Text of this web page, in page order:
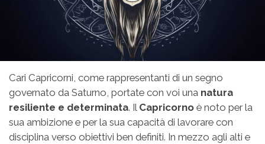
Cari Capricorni, come rappresentanti di un segno
governato da Saturno, portate con voi una natura
resiliente e determinata. Il Capricorno è noto per la
sua ambizione e per la sua capacità di lavorare con
disciplina verso obiettivi ben definiti. In mezzo agli alti e